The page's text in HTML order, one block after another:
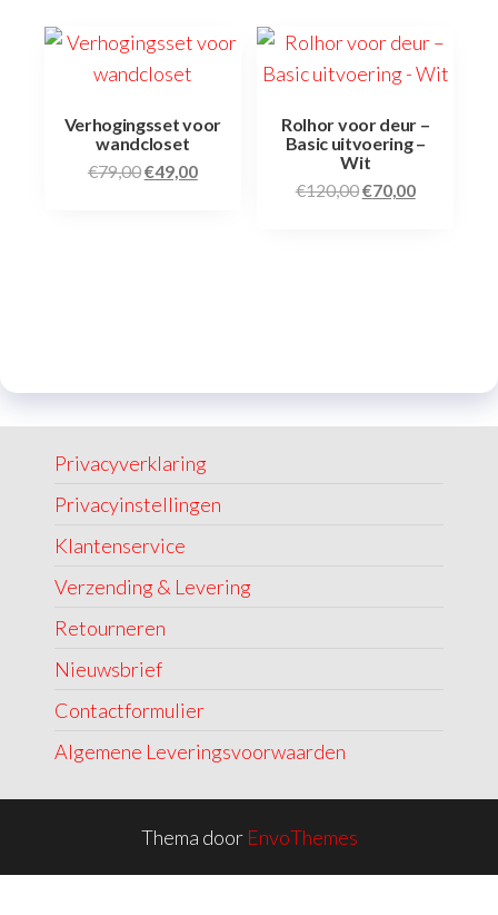
Verhogingsset voor
wandcloset
€79,00€49,00
Rolhor voor deur –
Basic uitvoering –
Wit
€120,00€70,00
Privacyverklaring
Privacyinstellingen
Klantenservice
Verzending & Levering
Retourneren
Nieuwsbrief
Contactformulier
Algemene Leveringsvoorwaarden
Thema door EnvoThemes